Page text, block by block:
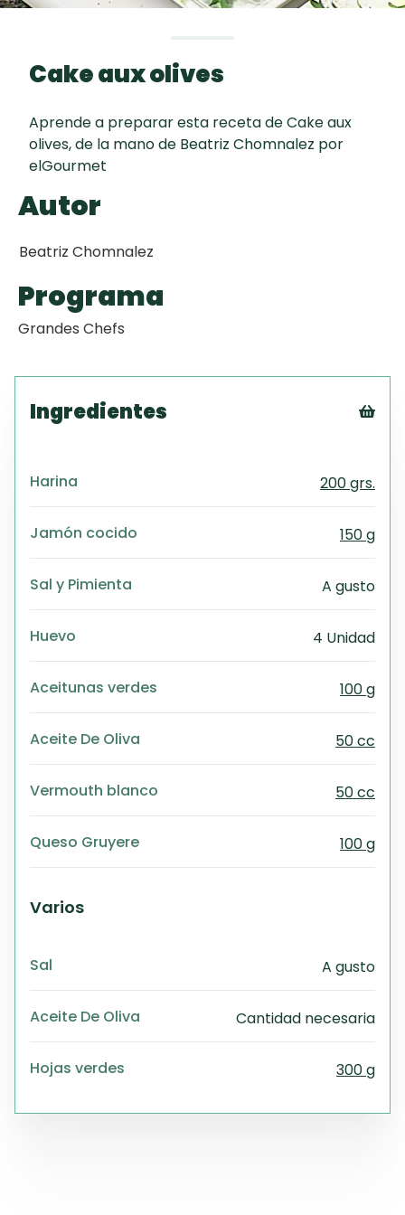
Key Lime Pie
Cake aux olives
Aprende a preparar esta receta de Cake aux
olives, de la mano de Beatriz Chomnalez por
elGourmet
Autor
Beatriz Chomnalez
Programa
Grandes Chefs
Ingredientes
Harina 200 grs.
Jamón cocido 150 g
Sal y Pimienta A gusto
Huevo 4 Unidad
Aceitunas verdes 100 g
Aceite De Oliva 50 cc
Vermouth blanco 50 cc
Queso Gruyere 100 g
Varios
Sal A gusto
Aceite De Oliva Cantidad necesaria
Hojas verdes 300 g